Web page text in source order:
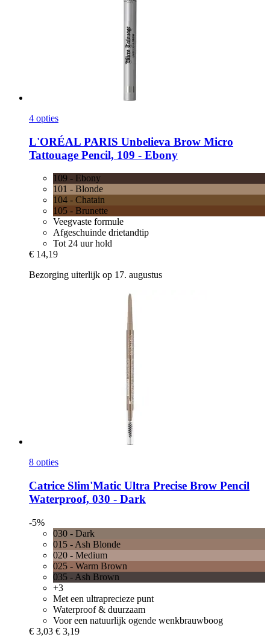
4 opties
L'ORÉAL PARIS Unbelieva Brow Micro
Tattouage Pencil, 109 -​ Ebony
109 - Ebony
101 - Blonde
104 - Chatain
105 - Brunette
Veegvaste formule
Afgeschuinde drietandtip
Tot 24 uur hold
€ 14,19
Bezorging uiterlijk op 17. augustus
8 opties
Catrice Slim'Matic Ultra Precise Brow Pencil
Waterproof, 030 -​ Dark
-5%
030 - Dark
015 - Ash Blonde
020 - Medium
025 - Warm Brown
035 - Ash Brown
+3
Met een ultraprecieze punt
Waterproof & duurzaam
Voor een natuurlijk ogende wenkbrauwboog
€ 3,03 € 3,19